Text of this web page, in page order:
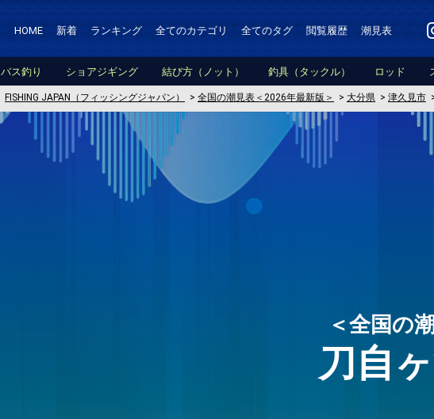
HOME 新着 ランキング 全てのカテゴリ 全てのタグ 閲覧履歴 潮見表
バス釣り ショアジギング 結び方（ノット） 釣具（タックル） ロッド
FISHING JAPAN（フィッシングジャパン） > 全国の潮見表＜2026年最新版＞ > 大分県 > 津久見市
＜全国の
刀自